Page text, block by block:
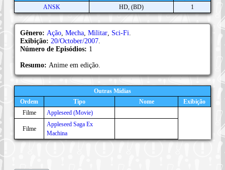
ANSK
HD, (BD) 1
Gênero: Ação Mecha Militar Sci-Fi
Exibição: 20/October/2007
Número de Episódios: 1
Resumo: Anime em edição.
Outras Mídias
Ordem
Tipo Nome
Exibição
Filme
Appleseed (Movie)
Filme
Appleseed Saga Ex
Machina